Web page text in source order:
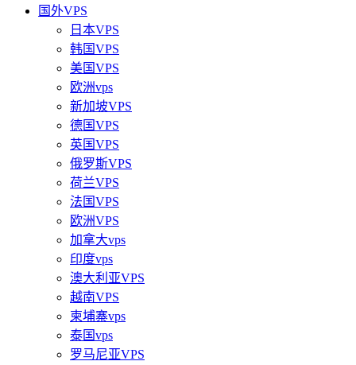
国外VPS
日本VPS
韩国VPS
美国VPS
欧洲vps
新加坡VPS
德国VPS
英国VPS
俄罗斯VPS
荷兰VPS
法国VPS
欧洲VPS
加拿大vps
印度vps
澳大利亚VPS
越南VPS
柬埔寨vps
泰国vps
罗马尼亚VPS